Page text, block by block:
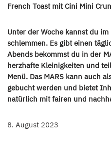
French Toast mit Cini Mini
Unter der Woche kannst du
schlemmen. Es gibt einen
Abends bekommst du in der
herzhafte Kleinigkeiten und
Menü. Das MARS kann auch
gebucht werden und bietet
natürlich mit fairen und
8. August 2023